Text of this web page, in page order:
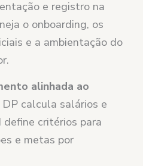
e registro na
o onboarding, os
e a ambientação do
alinhada ao
DP calcula salários e
define critérios para
e metas por